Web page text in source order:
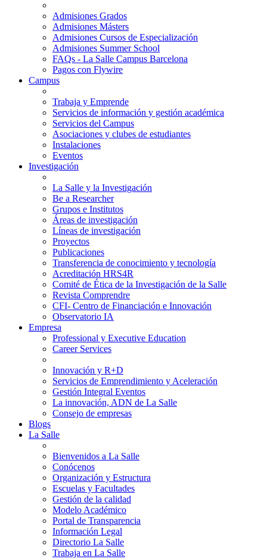
Admisiones Grados
Admisiones Másters
Admisiones Cursos de Especialización
Admisiones Summer School
FAQs - La Salle Campus Barcelona
Pagos con Flywire
Campus
Trabaja y Emprende
Servicios de información y gestión académica
Servicios del Campus
Asociaciones y clubes de estudiantes
Instalaciones
Eventos
Investigación
La Salle y la Investigación
Be a Researcher
Grupos e Institutos
Áreas de investigación
Líneas de investigación
Proyectos
Publicaciones
Transferencia de conocimiento y tecnología
Acreditación HRS4R
Comité de Ética de la Investigación de la Salle
Revista Comprendre
CFI- Centro de Financiación e Innovación
Observatorio IA
Empresa
Professional y Executive Education
Career Services
Innovación y R+D
Servicios de Emprendimiento y Aceleración
Gestión Integral Eventos
La innovación, ADN de La Salle
Consejo de empresas
Blogs
La Salle
Bienvenidos a La Salle
Conócenos
Organización y Estructura
Escuelas y Facultades
Gestión de la calidad
Modelo Académico
Portal de Transparencia
Información Legal
Directorio La Salle
Trabaja en La Salle